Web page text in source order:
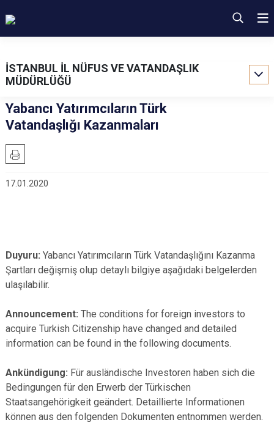
İSTANBUL İL NÜFUS VE VATANDAŞLIK
MÜDÜRLÜĞÜ
Yabancı Yatırımcıların Türk
Vatandaşlığı Kazanmaları
17.01.2020
Duyuru: Yabancı Yatırımcıların Türk Vatandaşlığını Kazanma
Şartları değişmiş olup detaylı bilgiye aşağıdaki belgelerden
ulaşılabilir.
Announcement: The conditions for foreign investors to
acquire Turkish Citizenship have changed and detailed
information can be found in the following documents.
Ankündigung: Für ausländische Investoren haben sich die
Bedingungen für den Erwerb der Türkischen
Staatsangehörigkeit geändert. Detaillierte Informationen
können aus den folgenden Dokumenten entnommen werden.